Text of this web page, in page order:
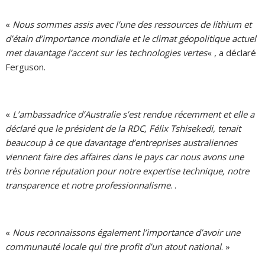
« Nous sommes assis avec l’une des ressources de lithium et
d’étain d’importance mondiale et le climat géopolitique actuel
met davantage l’accent sur les technologies vertes« , a déclaré
Ferguson.
« L’ambassadrice d’Australie s’est rendue récemment et elle a
déclaré que le président de la RDC, Félix Tshisekedi, tenait
beaucoup à ce que davantage d’entreprises australiennes
viennent faire des affaires dans le pays car nous avons une
très bonne réputation pour notre expertise technique, notre
transparence et notre professionnalisme. .
« Nous reconnaissons également l’importance d’avoir une
communauté locale qui tire profit d’un atout national. »